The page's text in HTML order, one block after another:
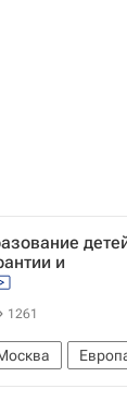
и
1261
мир